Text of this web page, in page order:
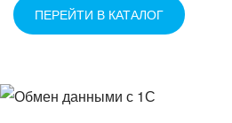
ПЕРЕЙТИ В КАТАЛОГ